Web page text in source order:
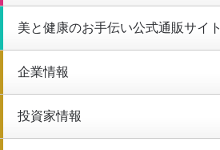
美と健康のお手伝い公式通販サイト
企業情報
投資家情報